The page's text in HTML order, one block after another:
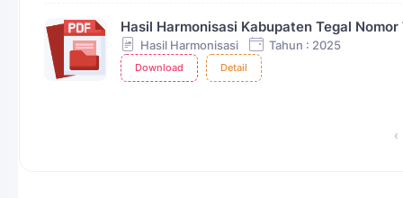
Hasil Harmonisasi Kabupaten Tegal
Hasil Harmonisasi Tahun : 2025
Download Detail
‹